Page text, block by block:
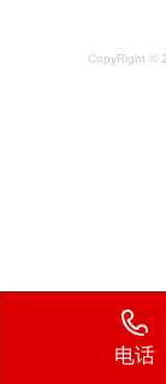
CopyRight ©
电话